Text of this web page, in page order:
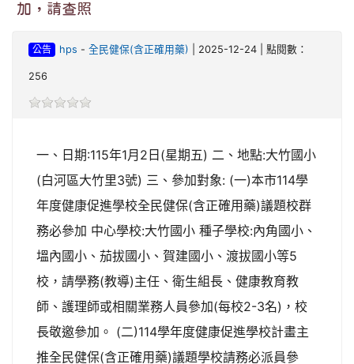
加，請查照
公告 hps - 全民健保(含正確用藥) | 2025-12-24 | 點閱數：
256
一、日期:115年1月2日(星期五) 二、地點:大竹國小
(白河區大竹里3號) 三、參加對象: (一)本市114學
年度健康促進學校全民健保(含正確用藥)議題校群
務必參加 中心學校:大竹國小 種子學校:內角國小、
塭內國小、茄拔國小、賀建國小、渡拔國小等5
校，請學務(教導)主任、衛生組長、健康教育教
師、護理師或相關業務人員參加(每校2-3名)，校
長敬邀參加。 (二)114學年度健康促進學校計畫主
推全民健保(含正確用藥)議題學校請務必派員參